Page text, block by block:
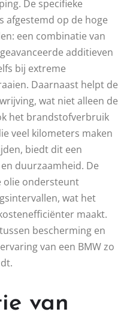
De specifieke
afgestemd op de hoge
een combinatie van
additieven
bij extreme
Daarnaast helpt de
wat niet alleen de
het brandstofverbruik
veel kilometers maken
biedt dit een
duurzaamheid. De
olie ondersteunt
wat het
maakt.
bescherming en
van een BMW zo
van